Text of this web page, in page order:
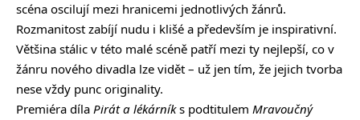
scéna oscilují mezi hranicemi jednotlivých žánrů.
Rozmanitost zabíjí nudu i klišé a především je inspirativní.
Většina stálic v této malé scéně patří mezi ty nejlepší, co v
žánru nového divadla lze vidět – už jen tím, že jejich tvorba
nese vždy punc originality.
Premiéra díla Pirát a lékárníks podtitulem Mravoučný